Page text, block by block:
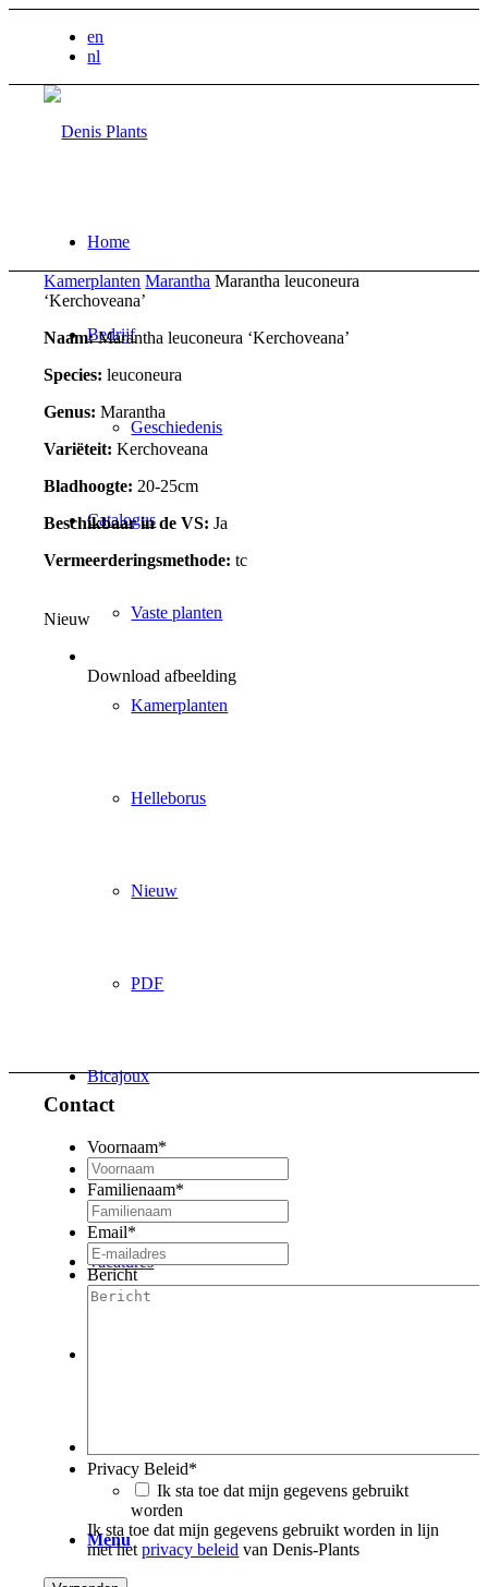
en
nl
Home
Bedrijf
Geschiedenis
Catalogus
Vaste planten
Kamerplanten
Helleborus
Nieuw
PDF
Bicajoux
Online bestellen
Vacatures
Menu
Kamerplanten Marantha Marantha leuconeura
‘Kerchoveana’
Naam:Marantha leuconeura ‘Kerchoveana’
Species: leuconeura
Genus: Marantha
Variëteit: Kerchoveana
Bladhoogte: 20-25cm
Beschikbaar in de VS:Ja
Vermeerderingsmethode: tc
Nieuw
Download afbeelding
Contact
Voornaam*
Familienaam*
Email*
Bericht
Privacy Beleid*
Ik sta toe dat mijn gegevens gebruikt
worden
Ik sta toe dat mijn gegevens gebruikt worden in lijn
met hetprivacy beleid van Denis-Plants